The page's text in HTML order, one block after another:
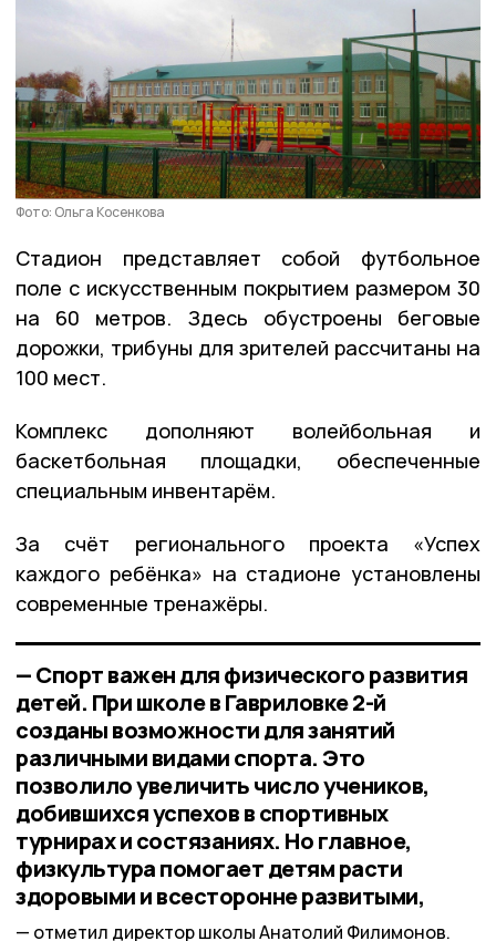
Фото: Ольга Косенкова
Стадион представляет собой футбольное
поле с искусственным покрытием размером 30
на 60 метров. Здесь обустроены беговые
дорожки, трибуны для зрителей рассчитаны на
100 мест.
Комплекс дополняют волейбольная и
баскетбольная площадки, обеспеченные
специальным инвентарём.
За счёт регионального проекта «Успех
каждого ребёнка» на стадионе установлены
современные тренажёры.
— Спорт важен для физического развития
детей. При школе в Гавриловке 2-й
созданы возможности для занятий
различными видами спорта. Это
позволило увеличить число учеников,
добившихся успехов в спортивных
турнирах и состязаниях. Но главное,
физкультура помогает детям расти
здоровыми и всесторонне развитыми,
отметил директор школы Анатолий Филимонов.